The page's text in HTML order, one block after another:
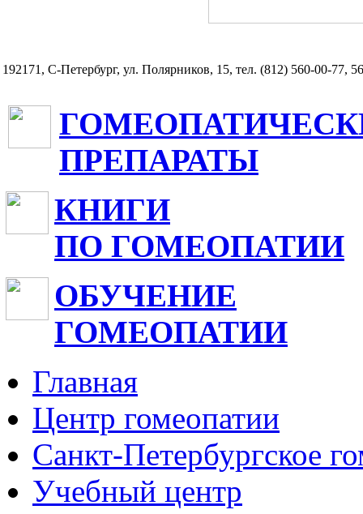
192171, С-Петербург, ул. Полярников, 15, тел. (812) 560-00-77,
ПРЕПАРАТЫ
КНИГИ
ПО ГОМЕОПАТИИ
ОБУЧЕНИЕ
ГОМЕОПАТИИ
Главная
Центр гомеопатии
Санкт-Петербургское
Учебный центр